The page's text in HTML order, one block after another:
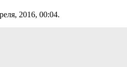
2016, 00:04.